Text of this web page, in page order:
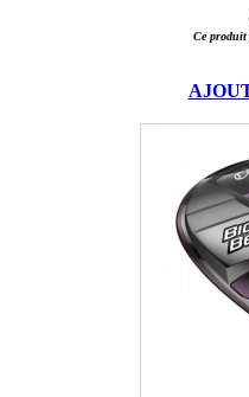
Ce produit